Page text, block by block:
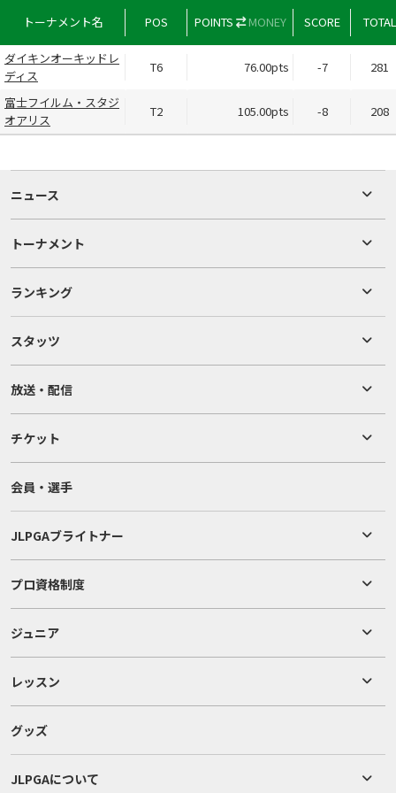
トーナメント名 POS POINTS MONEY SCORE TOTAL
ダイキンオーキッドレ
ディス
T6 76.00pts -7 281
富士フイルム・スタジ
オアリス
T2 105.00pts -8 208
ニュース
トーナメント
ランキング
スタッツ
放送・配信
チケット
会員・選手
JLPGAブライトナー
プロ資格制度
ジュニア
レッスン
グッズ
JLPGAについて